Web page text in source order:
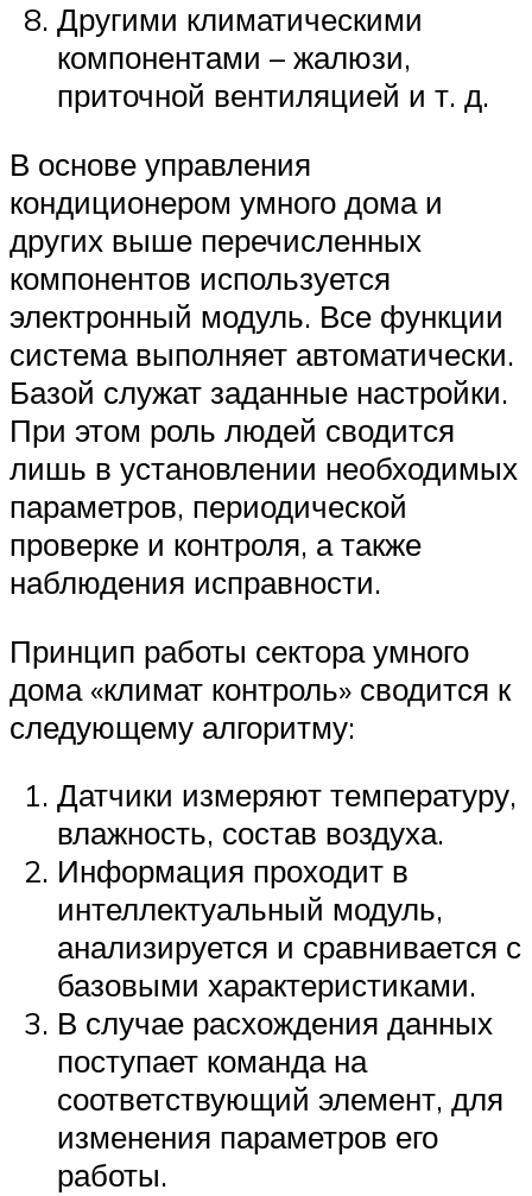
Другими климатическими
компонентами – жалюзи,
приточной вентиляцией и т. д.
В основе управления
кондиционером умного дома и
других выше перечисленных
компонентов используется
электронный модуль. Все функции
система выполняет автоматически.
Базой служат заданные настройки.
При этом роль людей сводится
лишь в установлении необходимых
параметров, периодической
проверке и контроля, а также
наблюдения исправности.
Принцип работы сектора умного
дома «климат контроль» сводится к
следующему алгоритму:
Датчики измеряют температуру,
влажность, состав воздуха.
Информация проходит в
интеллектуальный модуль,
анализируется и сравнивается с
базовыми характеристиками.
В случае расхождения данных
поступает команда на
соответствующий элемент, для
изменения параметров его
работы.